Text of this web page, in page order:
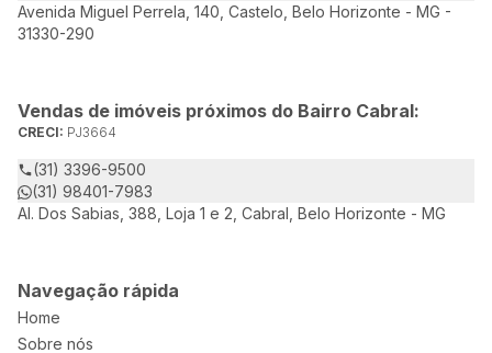
Avenida Miguel Perrela, 140, Castelo, Belo Horizonte - MG -
31330-290
Vendas de imóveis próximos do Bairro Cabral:
CRECI: PJ3664
(31) 3396-9500
(31) 98401-7983
Al. Dos Sabias, 388, Loja 1 e 2, Cabral, Belo Horizonte - MG
Navegação rápida
Home
Sobre nós